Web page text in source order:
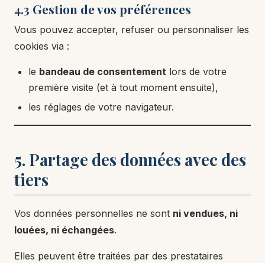
4.3 Gestion de vos préférences
Vous pouvez accepter, refuser ou personnaliser les
cookies via :
le bandeau de consentement lors de votre
première visite (et à tout moment ensuite),
les réglages de votre navigateur.
5. Partage des données avec des
tiers
Vos données personnelles ne sont ni vendues, ni
louées, ni échangées.
Elles peuvent être traitées par des prestataires